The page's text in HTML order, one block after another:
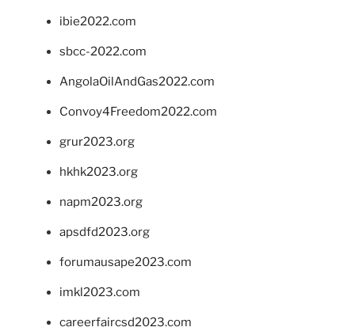
ibie2022.com
sbcc-2022.com
AngolaOilAndGas2022.com
Convoy4Freedom2022.com
grur2023.org
hkhk2023.org
napm2023.org
apsdfd2023.org
forumausape2023.com
imkl2023.com
careerfaircsd2023.com